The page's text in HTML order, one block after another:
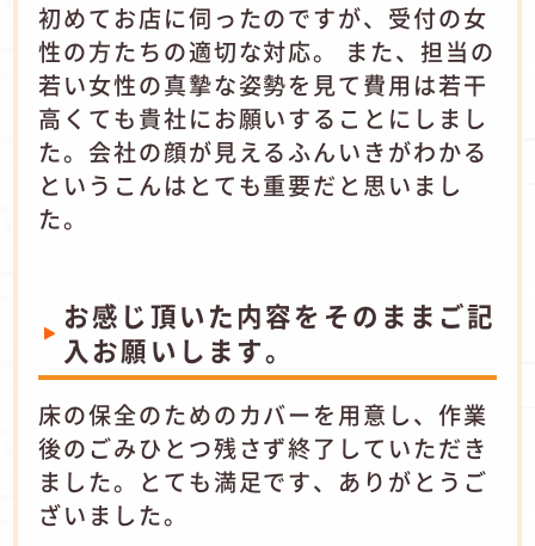
初めてお店に伺ったのですが、受付の女
性の方たちの適切な対応。 また、担当の
若い女性の真摯な姿勢を見て費用は若干
高くても貴社にお願いすることにしまし
た。会社の顔が見えるふんいきがわかる
というこんはとても重要だと思いまし
た。
お感じ頂いた内容をそのままご記
入お願いします。
床の保全のためのカバーを用意し、作業
後のごみひとつ残さず終了していただき
ました。とても満足です、ありがとうご
ざいました。